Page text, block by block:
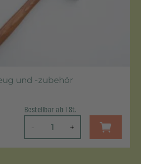
und -zubehör
Bestellbar ab 1 St.
- +